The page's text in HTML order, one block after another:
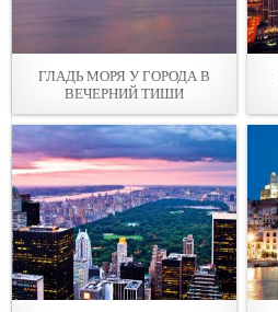
ГЛАДЬ МОРЯ У ГОРОДА В
ВЕЧЕРНИЙ ТИШИ